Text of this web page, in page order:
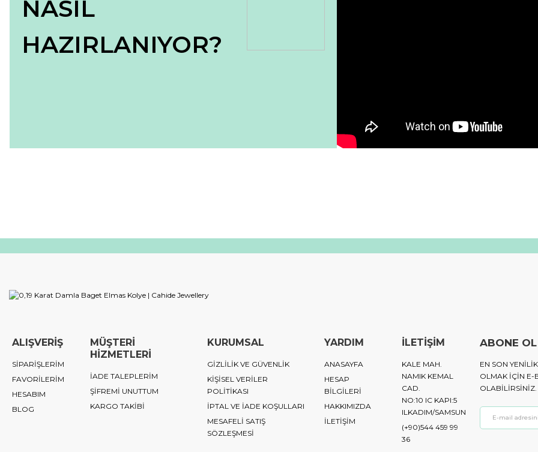
NASIL
HAZIRLANIYOR?
ALIŞVERİŞ
SİPARİŞLERİM
FAVORİLERİM
HESABIM
BLOG
MÜŞTERİ
HİZMETLERİ
İADE TALEPLERİM
ŞİFREMİ UNUTTUM
KARGO TAKİBİ
KURUMSAL
GİZLİLİK VE GÜVENLİK
KİŞİSEL VERİLER
POLİTİKASI
İPTAL VE İADE KOŞULLARI
MESAFELİ SATIŞ
SÖZLEŞMESİ
YARDIM
ANASAYFA
HESAP
BİLGİLERİ
HAKKIMIZDA
İLETİŞİM
İLETİŞİM
KALE MAH.
NAMIK KEMAL
CAD.
NO:10 IC KAPI:5
ILKADIM/SAMSUN
(+90)544 459 99
36
ABONE OL
EN SON
OLMAK IÇIN E-
OLABILIRSINIZ.